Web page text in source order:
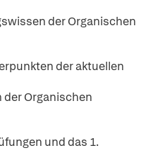
der Organischen
der aktuellen
Organischen
und das 1.